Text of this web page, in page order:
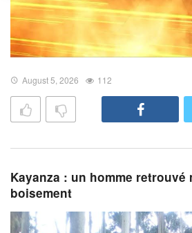
August 5, 2026 112
Kayanza : un homme retrouvé
boisement